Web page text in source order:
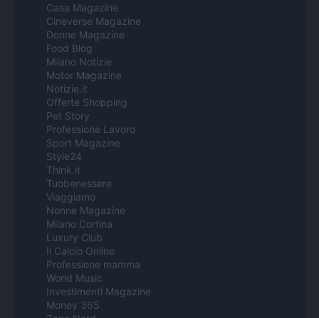
Casa Magazine
Cineverse Magazine
Donne Magazine
Food Blog
Milano Notizie
Motor Magazine
Notizie.it
Offerte Shopping
Pet Story
Professione Lavoro
Sport Magazine
Style24
Think.it
Tuobenessere
Viaggiamo
Nonne Magazine
Milano Cortina
Luxury Club
Il Calcio Online
Professione mamma
World Music
Investimenti Magazine
Money 365